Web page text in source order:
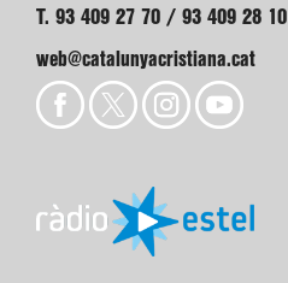
T. 93 409 27 70 / 93 409 28 10
web@catalunyacristiana.cat